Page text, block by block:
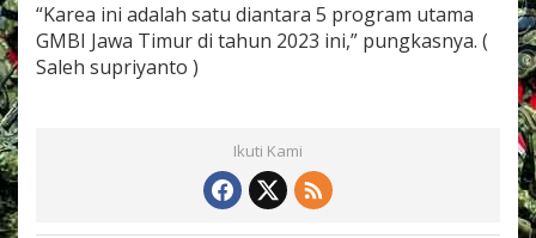
“Karea ini adalah satu diantara 5 program utama
GMBI Jawa Timur di tahun 2023 ini,” pungkasnya. (
Saleh supriyanto )
Ikuti Kami